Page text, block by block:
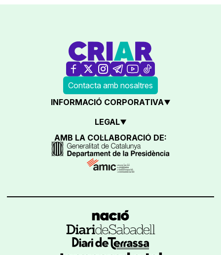
Contacta amb nosaltres
INFORMACIÓ CORPORATIVA
LEGAL
AMB LA COL·LABORACIÓ DE: